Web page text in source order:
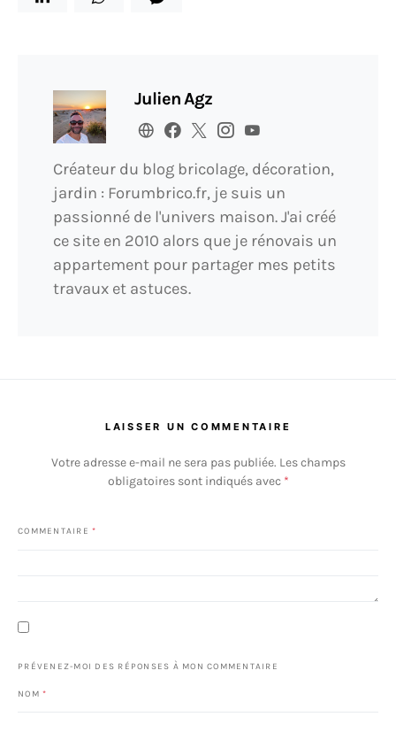
Julien Agz
Créateur du blog bricolage, décoration,
jardin : Forumbrico.fr, je suis un
passionné de l'univers maison. J'ai créé
ce site en 2010 alors que je rénovais un
appartement pour partager mes petits
travaux et astuces.
LAISSER UN COMMENTAIRE
Votre adresse e-mail ne sera pas publiée. Les champs
obligatoires sont indiqués avec *
COMMENTAIRE *
PRÉVENEZ-MOI DES RÉPONSES À MON COMMENTAIRE
NOM *